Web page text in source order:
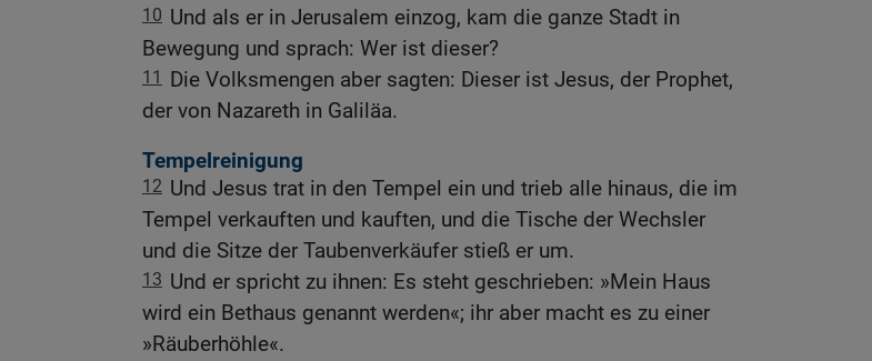
10 Und als er in Jerusalem einzog, kam die ganze Stadt in
Bewegung und sprach: Wer ist dieser?
11 Die Volksmengen aber sagten: Dieser ist Jesus, der Prophet,
der von Nazareth in Galiläa.
Tempelreinigung
12 Und Jesus trat in den Tempel ein und trieb alle hinaus, die im
Tempel verkauften und kauften, und die Tische der Wechsler
und die Sitze der Taubenverkäufer stieß er um.
13 Und er spricht zu ihnen: Es steht geschrieben: »Mein Haus
wird ein Bethaus genannt werden«; ihr aber macht es zu einer
»Räuberhöhle«.